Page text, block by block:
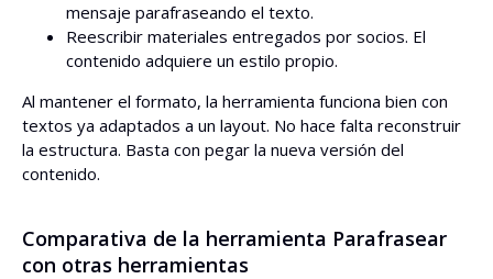
mensaje parafraseando el texto.
Reescribir materiales entregados por socios. El
contenido adquiere un estilo propio.
Al mantener el formato, la herramienta funciona bien con
textos ya adaptados a un layout. No hace falta reconstruir
la estructura. Basta con pegar la nueva versión del
contenido.
Comparativa de la herramienta Parafrasear
con otras herramientas